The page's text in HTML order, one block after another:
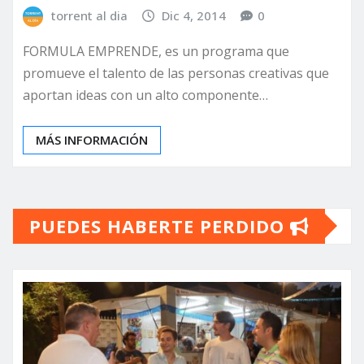
torrent al dia Dic 4, 2014 0
FORMULA EMPRENDE, es un programa que
promueve el talento de las personas creativas que
aportan ideas con un alto componente…
MÁS INFORMACIÓN
PUEDES HABERTE PERDIDO